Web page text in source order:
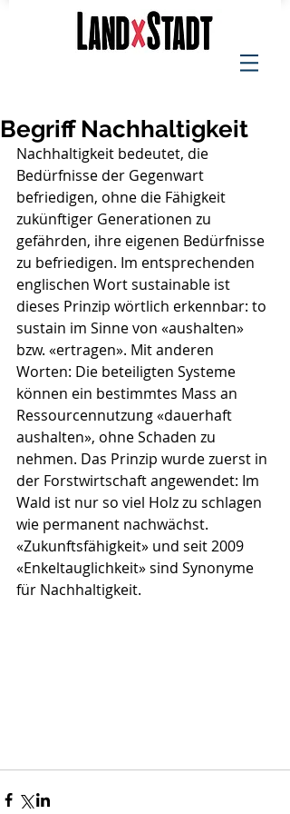
Begriff Nachhaltigkeit
Nachhaltigkeit bedeutet, die
Bedürfnisse der Gegenwart
befriedigen, ohne die Fähigkeit
zukünftiger Generationen zu
gefährden, ihre eigenen Bedürfnisse
zu befriedigen. Im entsprechenden
englischen Wort sustainable ist
dieses Prinzip wörtlich erkennbar: to
sustain im Sinne von «aushalten»
bzw. «ertragen». Mit anderen
Worten: Die beteiligten Systeme
können ein bestimmtes Mass an
Ressourcennutzung «dauerhaft
aushalten», ohne Schaden zu
nehmen. Das Prinzip wurde zuerst in
der Forstwirtschaft angewendet: Im
Wald ist nur so viel Holz zu schlagen
wie permanent nachwächst.
«Zukunftsfähigkeit» und seit 2009
«Enkeltauglichkeit» sind Synonyme
für Nachhaltigkeit.